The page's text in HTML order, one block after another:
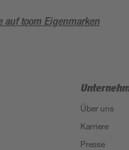
auf toom Eigenmarken
Über uns
Karriere
Presse